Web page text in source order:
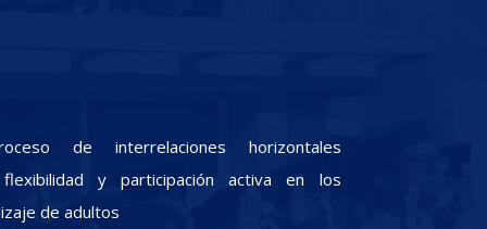
de interrelaciones horizontales
y participación activa en los
de adultos